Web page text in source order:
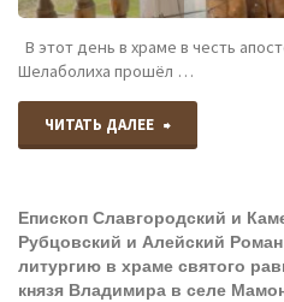
В этот день в храме в честь
Шелаболиха прошёл …
ЧИТАТЬ ДАЛЕЕ "28
–
день
Епископ Славгородский и
Рубцовский и Алейский
литургию в храме святого
князя Владимира в селе